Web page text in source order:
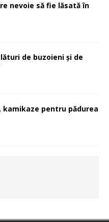
nevoie să fie lăsată în
de buzoieni și de
kamikaze pentru pădurea